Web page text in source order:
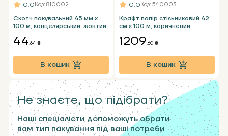
Не знаєте, що підібрати?
Наші спеціалісти допоможуть обрати
вам тип пакування під ваші потреби
Скотч пакувальний 45 мм x
100 м, канцелярський, жовтий
0.0Код: 810002
44.64 ₴
В кошик
Крафт папір стільниковий 42
см x 100 м, коричневий
0.0Код: 540003
1209.60 ₴
В кошик